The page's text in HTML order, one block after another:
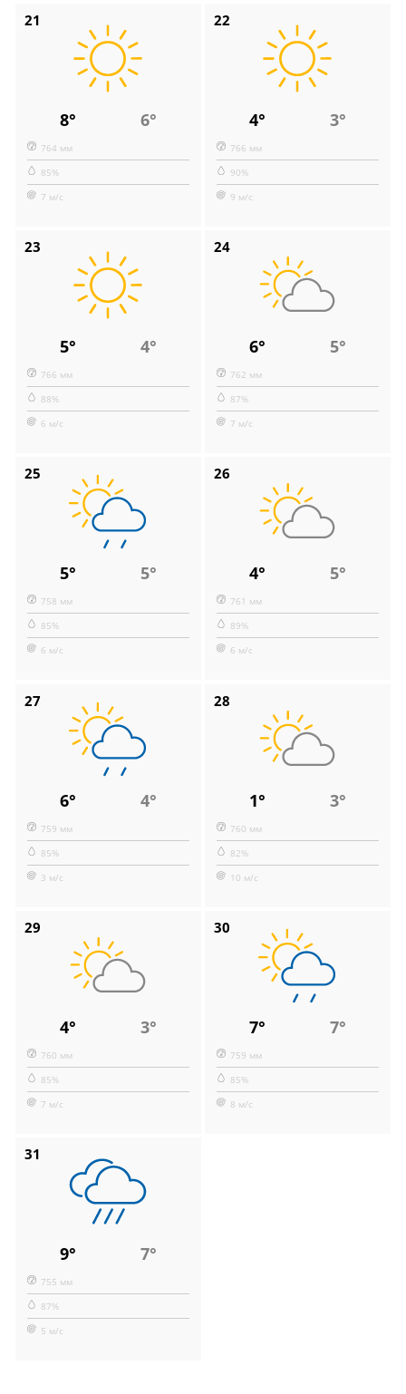
21
8° 6°
764 мм
85%
7 м/с
22
4° 3°
766 мм
90%
9 м/с
23
5° 4°
766 мм
88%
6 м/с
24
6° 5°
762 мм
87%
7 м/с
25
5° 5°
758 мм
85%
6 м/с
26
4° 5°
761 мм
89%
6 м/с
27
6° 4°
759 мм
85%
3 м/с
28
1° 3°
760 мм
82%
10 м/с
29
4° 3°
760 мм
85%
7 м/с
30
7° 7°
759 мм
85%
8 м/с
31
9° 7°
755 мм
87%
5 м/с